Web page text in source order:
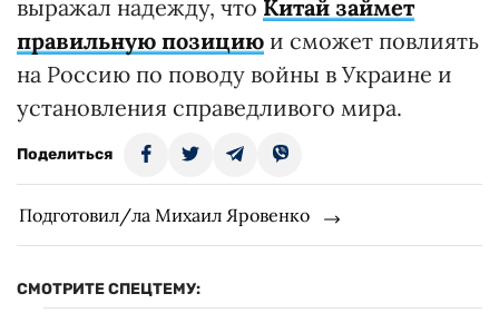
выражал надежду, что Китай займет
правильную позицию и сможет повлиять
на Россию по поводу войны в Украине и
установления справедливого мира.
Поделиться
Подготовил/ла Михаил Яровенко
СМОТРИТЕ СПЕЦТЕМУ: